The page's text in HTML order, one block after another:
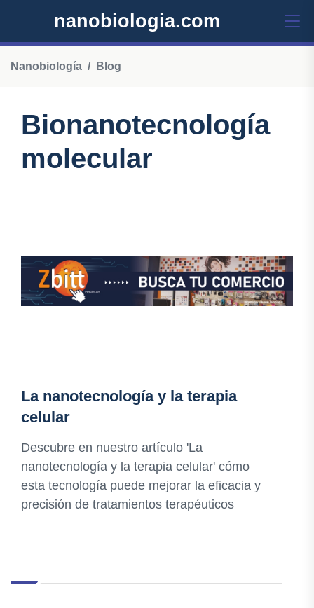
nanobiologia.com
Nanobiología Blog
Bionanotecnología
molecular
La nanotecnología y la terapia
celular
Descubre en nuestro artículo 'La
nanotecnología y la terapia celular' cómo
esta tecnología puede mejorar la eficacia y
precisión de tratamientos terapéuticos